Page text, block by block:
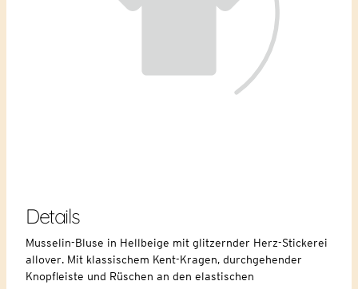
Details
Musselin-Bluse in Hellbeige mit glitzernder Herz-Stickerei
allover. Mit klassischem Kent-Kragen, durchgehender
Knopfleiste und Rüschen an den elastischen